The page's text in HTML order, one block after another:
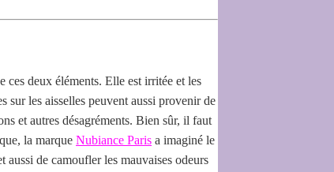
ces deux éléments. Elle est irritée et les
sur les aisselles peuvent aussi provenir de
et autres désagréments. Bien sûr, il faut
la marque Nubiance Paris a imaginé le
de camoufler les mauvaises odeurs